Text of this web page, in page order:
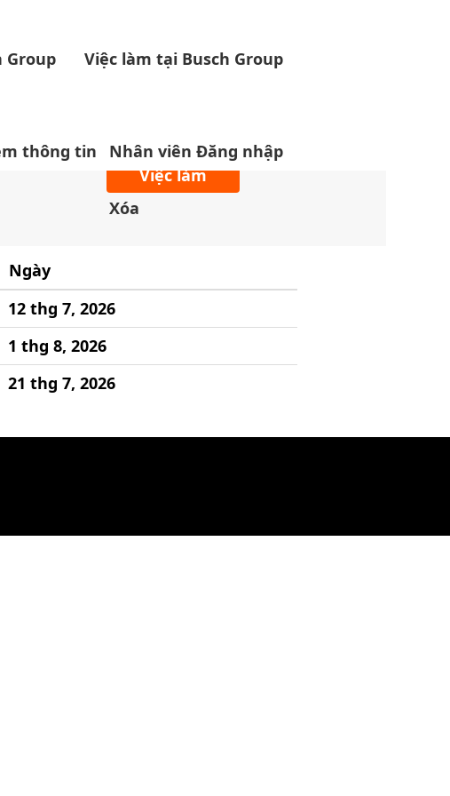
Group Việc làm tại Busch Group
thông tin Nhân viên Đăng nhập
Xóa
Ngày
12 thg 7, 2026
1 thg 8, 2026
21 thg 7, 2026